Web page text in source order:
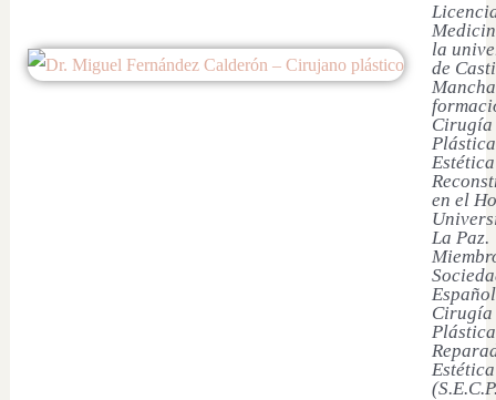
la
de
Cirugía
en el
La Paz.
Cirugía
Estética